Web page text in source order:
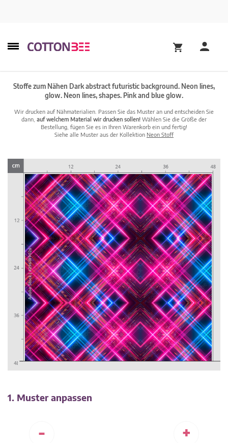
Stoffe zum Nähen Dark abstract futuristic background. Neon lines,
glow. Neon lines, shapes. Pink and blue glow.
Wir drucken auf Nähmaterialien. Passen Sie das Muster an und entscheiden Sie
dann, auf welchem Material wir drucken sollen! Wählen Sie die Größe der
Bestellung, fügen Sie es in Ihren Warenkorb ein und fertig!
Siehe alle Muster aus der Kollektion Neon Stoff
1. Muster anpassen
- +